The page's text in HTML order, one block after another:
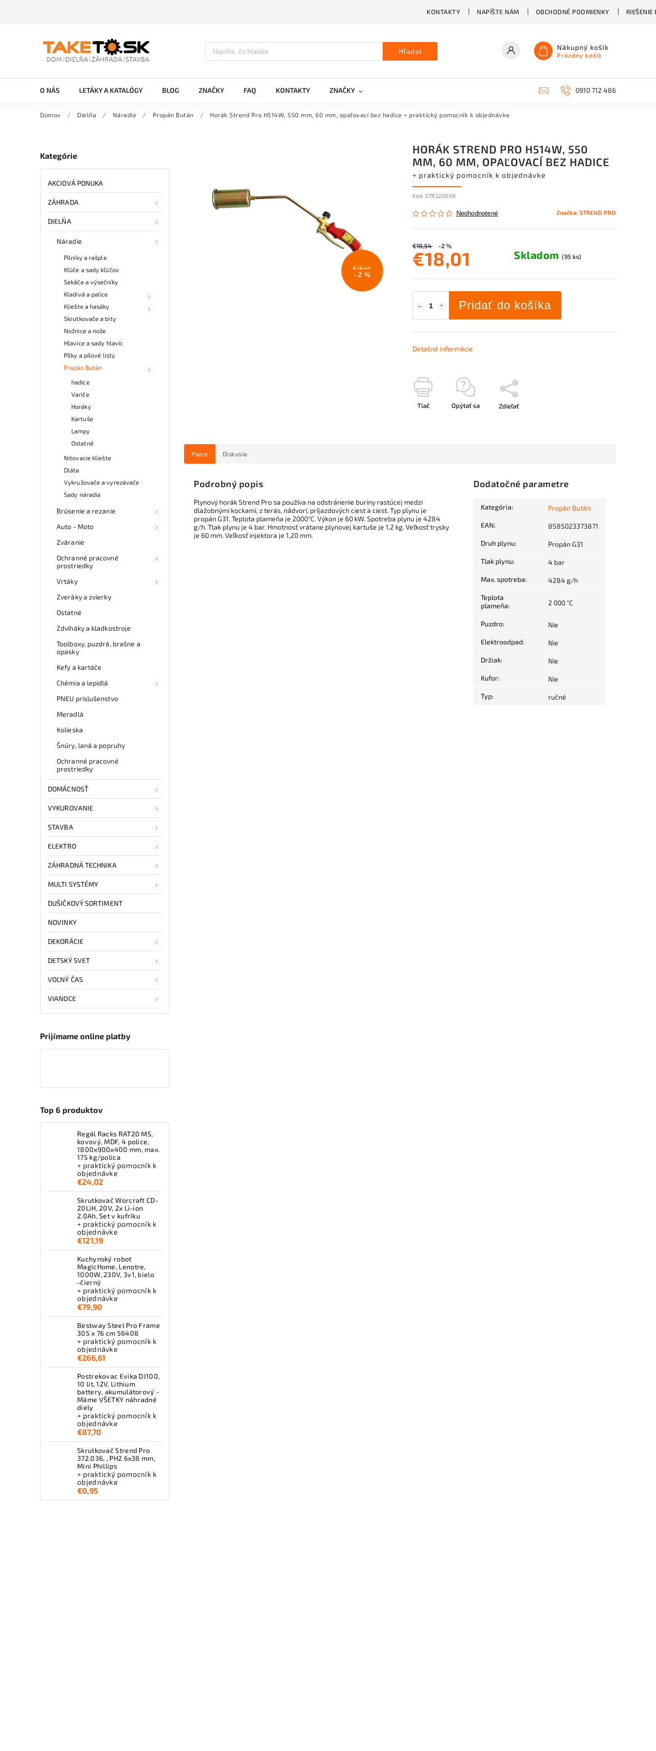
KONTAKTY NAPÍŠTE NÁM OBCHODNÉ PODMIENKY RIEŠENIE
Hľadať Nákupný košík
Prázdny košík
O NÁS LETÁKY A KATALÓGY BLOG ZNAČKY FAQ KONTAKTY ZNAČKY 0910 712 486
Domov / Dielňa / Náradie / Propán Bután / Horák Strend Pro H514W, 550 mm, 60 mm, opaľovací bez hadice + praktický pomocník k objednávke
Kategórie
AKCIOVÁ PONUKA
ZÁHRADA
DIELŇA
Náradie
Pilníky a rašple
Kľúče a sady kľúčov
Sekáče a výsečníky
Kladivá a palice
Kliešte a hasáky
Skrutkovače a bity
Nožnice a nože
Hlavice a sady hlavíc
Pílky a pílové listy
Propán Bután
hadice
Variče
Horáky
Kartuše
Lampy
Ostatné
Nitovacie kliešte
Dláta
Vykružovače a vyrezávače
Sady náradia
Brúsenie a rezanie
Auto - Moto
Zváranie
Ochranné pracovné
prostriedky
Vrtáky
Zveráky a zvierky
Ostatné
Zdviháky a kladkostroje
Toolboxy, puzdrá, brašne a
opasky
Kefy a kartáče
Chémia a lepidlá
PNEU prislušenstvo
Meradlá
Kolieska
Šnúry, laná a popruhy
Ochranné pracovné
prostriedky
DOMÁCNOSŤ
VYKUROVANIE
STAVBA
ELEKTRO
ZÁHRADNÁ TECHNIKA
MULTI SYSTÉMY
DUŠIČKOVÝ SORTIMENT
NOVINKY
DEKORÁCIE
DETSKÝ SVET
VOĽNÝ ČAS
VIANOCE
Prijímame online platby
Top 6 produktov
Regál Racks RAT20 MS,
kovový, MDF, 4 police,
1800x900x400 mm, max.
175 kg/polica
+ praktický pomocník k
objednávke
€24,02
Skrutkovač Worcraft CD-
20LiH, 20V, 2x Li-ion
2.0Ah, Set v kufríku
+ praktický pomocník k
objednávke
€121,19
Kuchynský robot
MagicHome, Lenotre,
1000W, 230V, 3v1, bielo
-čierný
+ praktický pomocník k
objednávke
€79,90
Bestway Steel Pro Frame
305 x 76 cm 56408
+ praktický pomocník k
objednávke
€266,61
Postrekovac Evika DJ100,
10 lit, 12V, Lithium
battery, akumulátorový -
Máme VŠETKY náhradné
diely
+ praktický pomocník k
objednávke
€87,70
Skrutkovač Strend Pro
372.036, , PH2 6x38 mm,
Mini Phillips
+ praktický pomocník k
objednávke
€0,95
€18,54
–2 %
HORÁK STREND PRO H514W, 550
MM, 60 MM, OPAĽOVACÍ BEZ HADICE
+ praktický pomocník k objednávke
Kód: STR220009
Neohodnotené Značka:STREND PRO
€18,54 –2 %
€18,01 Skladom(95 ks)
Pridať do košíka
Detailné informácie
Tlač Opýtať sa Zdieľať
Popis Diskusia
Podrobný popis
Plynový horák Strend Pro sa používa na odstránenie buriny rastúcej medzi
dlažobnými kockami, z terás, nádvorí, príjazdových ciest a ciest. Typ plynu je
propán G31. Teplota plameňa je 2000°C. Výkon je 60 kW. Spotreba plynu je 4284
g/h. Tlak plynu je 4 bar. Hmotnosť vrátane plynovej kartuše je 1,2 kg. Veľkosť trysky
je 60 mm. Veľkosť injektora je 1,20 mm.
Dodatočné parametre
Kategória: Propán Bután
EAN: 8585023373871
Druh plynu: Propán G31
Tlak plynu: 4 bar
Max. spotreba: 4284 g/h
Teplota
plameňa: 2 000 °C
Puzdro: Nie
Elektroodpad: Nie
Držiak: Nie
Kufor: Nie
Typ: ručné